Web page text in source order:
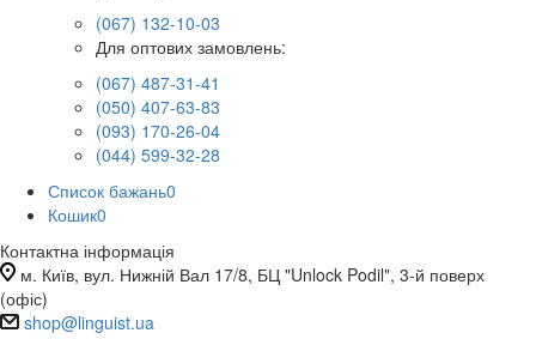
(067) 132-10-03
Для оптових замовлень:
(067) 487-31-41
(050) 407-63-83
(093) 170-26-04
(044) 599-32-28
Список бажань0
Кошик0
Контактна інформація
м. Київ, вул. Нижній Вал 17/8, БЦ "Unlock Podil", 3-й поверх
(офіс)
shop@linguist.ua